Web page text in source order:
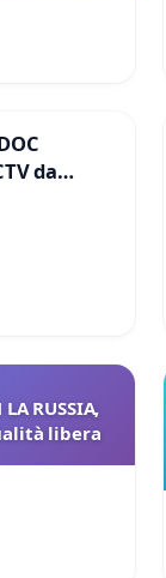
da
tariffa a
RUSSIA,
libera